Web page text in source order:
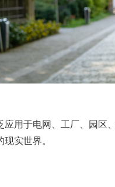
应用于电网、工厂、园区
实世界。